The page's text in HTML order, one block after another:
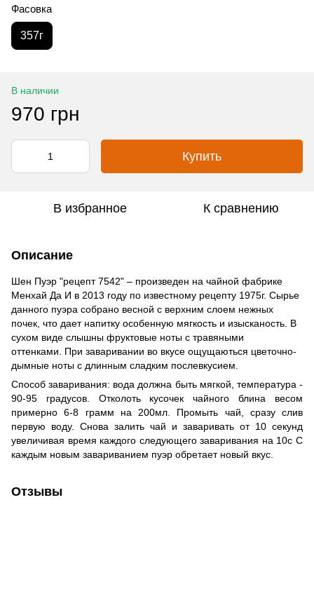
Фасовка
357г
В наличии
970 грн
Купить
В избранное К сравнению
Описание
Шен Пуэр "рецепт 7542" – произведен на чайной фабрике
Менхай Да И в 2013 году по известному рецепту 1975г. Сырье
данного пуэра собрано весной с верхним слоем нежных
почек, что дает напитку особенную мягкость и изысканость. В
сухом виде слышны фруктовые ноты с травяными
оттенками. При заваривании во вкусе ощущаються цветочно-
дымные ноты с длинным сладким послевкусием.
Способ заваривания: вода должна быть мягкой, температура -
90-95 градусов. Отколоть кусочек чайного блина весом
примерно 6-8 грамм на 200мл. Промыть чай, сразу слив
первую воду. Снова залить чай и заваривать от 10 секунд
увеличивая время каждого следующего заваривания на 10с С
каждым новым завариванием пуэр обретает новый вкус.
Отзывы